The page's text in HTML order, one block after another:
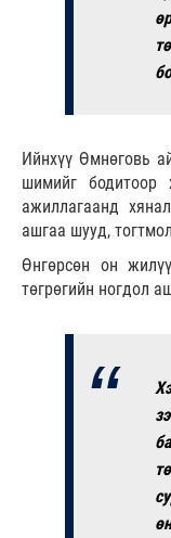
Ийнхүү Өмнөговь
шимийг бодитоор
ажиллагаанд
ашгаа шууд,
Өнгөрсөн он
төгрөгийн ногдол